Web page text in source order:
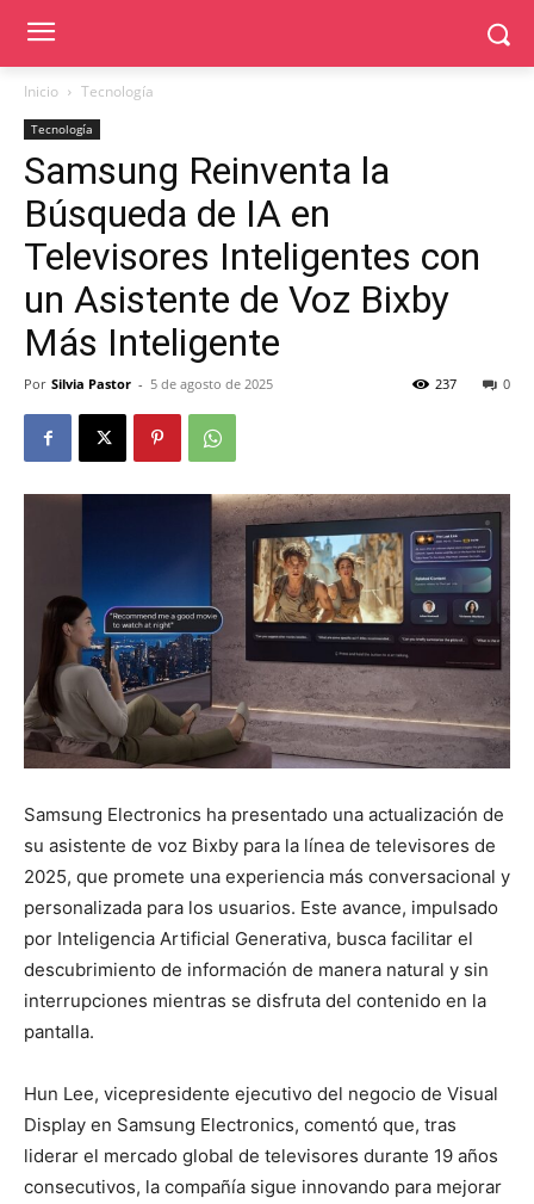
Inicio Tecnología
Tecnología
Samsung Reinventa la
Búsqueda de IA en
Televisores Inteligentes con
un Asistente de Voz Bixby
Más Inteligente
Por Silvia Pastor - 5 de agosto de 2025 0
237
Samsung Electronics ha presentado una actualización de
su asistente de voz Bixby para la línea de televisores de
2025, que promete una experiencia más conversacional y
personalizada para los usuarios. Este avance, impulsado
por Inteligencia Artificial Generativa, busca facilitar el
descubrimiento de información de manera natural y sin
interrupciones mientras se disfruta del contenido en la
pantalla.
Hun Lee, vicepresidente ejecutivo del negocio de Visual
Display en Samsung Electronics, comentó que, tras
liderar el mercado global de televisores durante 19 años
consecutivos, la compañía sigue innovando para mejorar